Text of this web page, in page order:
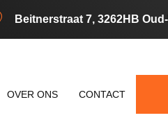
Beitnerstraat 7, 3262HB
OVER ONS CONTACT